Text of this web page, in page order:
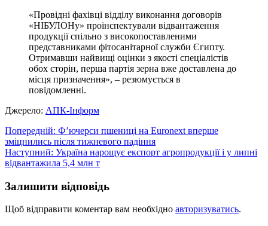
«Провідні фахівці відділу виконання договорів
«НІБУЛОНу» проінспектували відвантаження
продукції спільно з високопоставленими
представниками фітосанітарної служби Єгипту.
Отримавши найвищі оцінки з якості спеціалістів
обох сторін, перша партія зерна вже доставлена до
місця призначення», – резюмується в
повідомленні.
Джерело: АПК-Інформ
Навігація
записів
Попередній: Ф’ючерси пшениці на Euronext вперше
зміцнились після тижневого падіння
Наступний: Україна нарощує експорт агропродукції і у липні
відвантажила 5,4 млн т
Залишити відповідь
Щоб відправити коментар вам необхідно авторизуватись.